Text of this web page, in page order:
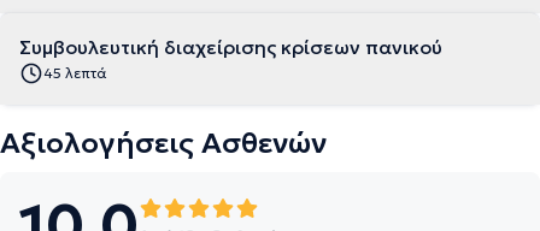
Συμβουλευτική διαχείρισης κρίσεων πανικού
45 λεπτά
Αξιολογήσεις Ασθενών